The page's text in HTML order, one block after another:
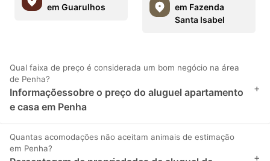
em Guarulhos
em Fazenda
Santa Isabel
Qual faixa de preço é considerada um bom negócio na área
de Penha?
Informaçõessobre o preço do aluguel apartamento
e casa em Penha
+
Quantas acomodações não aceitam animais de estimação
em Penha?
+